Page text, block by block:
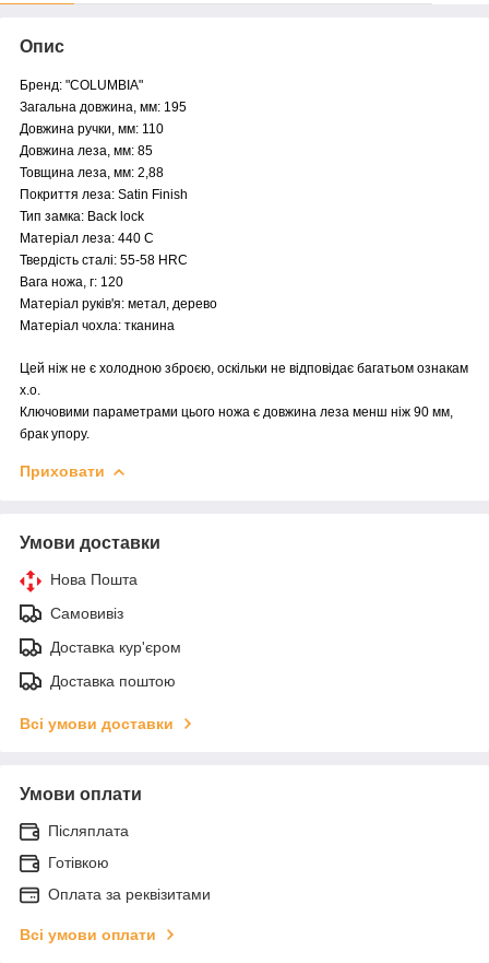
Опис
Бренд: "COLUMBIA"
Загальна довжина, мм: 195
Довжина ручки, мм: 110
Довжина леза, мм: 85
Товщина леза, мм: 2,88
Покриття леза: Satin Finish
Тип замка: Back lock
Матеріал леза: 440 C
Твердість сталі: 55-58 HRC
Вага ножа, г: 120
Матеріал руків'я: метал, дерево
Матеріал чохла: тканина
Цей ніж не є холодною зброєю, оскільки не відповідає багатьом ознакам
х.о.
Ключовими параметрами цього ножа є довжина леза менш ніж 90 мм,
брак упору.
Приховати
Умови доставки
Нова Пошта
Самовивіз
Доставка кур'єром
Доставка поштою
Всі умови доставки
Умови оплати
Післяплата
Готівкою
Оплата за реквізитами
Всі умови оплати